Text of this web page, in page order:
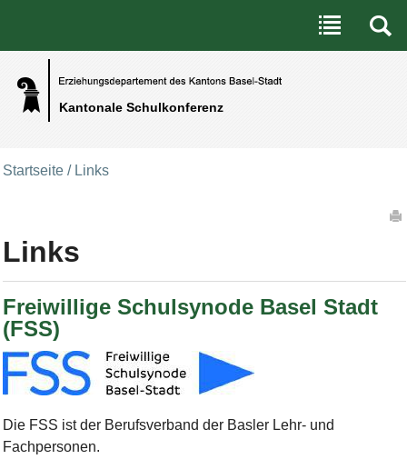
Kantonale Schulkonferenz
Benutzerspezifische Werkzeuge
Direkt zum Inhalt|Direkt zur Navigation
Startseite / Links
Links
Freiwillige Schulsynode Basel Stadt
(FSS)
Die FSS ist der Berufsverband der Basler Lehr- und
Fachpersonen.